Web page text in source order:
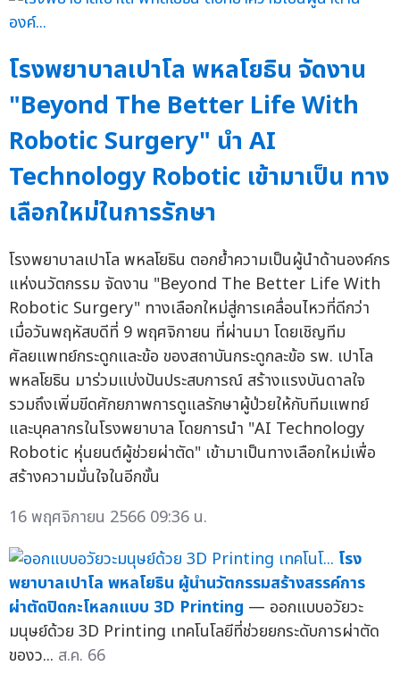
โรงพยาบาลเปาโล พหลโยธิน จัดงาน
"Beyond The Better Life With
Robotic Surgery" นำ AI
Technology Robotic เข้ามาเป็น ทาง
เลือกใหม่ในการรักษา
โรงพยาบาลเปาโล พหลโยธิน ตอกย้ำความเป็นผู้นำด้านองค์กร
แห่งนวัตกรรม จัดงาน "Beyond The Better Life With
Robotic Surgery" ทางเลือกใหม่สู่การเคลื่อนไหวที่ดีกว่า
เมื่อวันพฤหัสบดีที่ 9 พฤศจิกายน ที่ผ่านมา โดยเชิญทีม
ศัลยแพทย์กระดูกและข้อ ของสถาบันกระดูกละข้อ รพ. เปาโล
พหลโยธิน มาร่วมแบ่งปันประสบการณ์ สร้างแรงบันดาลใจ
รวมถึงเพิ่มขีดศักยภาพการดูแลรักษาผู้ป่วยให้กับทีมแพทย์
และบุคลากรในโรงพยาบาล โดยการนำ "AI Technology
Robotic หุ่นยนต์ผู้ช่วยผ่าตัด" เข้ามาเป็นทางเลือกใหม่เพื่อ
สร้างความมั่นใจในอีกขั้น
16 พฤศจิกายน 2566 09:36 น.
โรง
พยาบาลเปาโล พหลโยธิน ผู้นำนวัตกรรมสร้างสรรค์การ
ผ่าตัดปิดกะโหลกแบบ 3D Printing — ออกแบบอวัยวะ
มนุษย์ด้วย 3D Printing เทคโนโลยีที่ช่วยยกระดับการผ่าตัด
ของว... ส.ค. 66